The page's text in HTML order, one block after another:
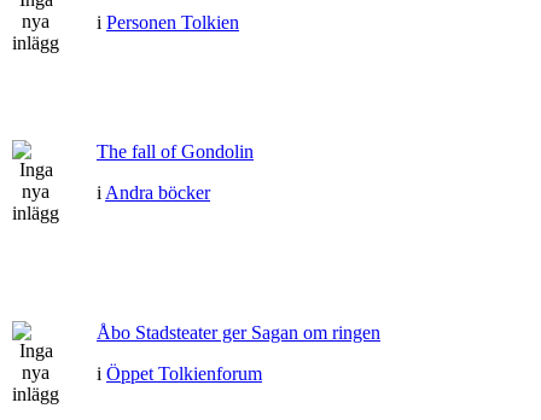
i Personen Tolkien
The fall of Gondolin
i Andra böcker
Åbo Stadsteater ger Sagan om ringen
i Öppet Tolkienforum